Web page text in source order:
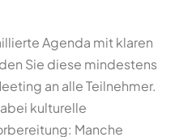
Agenda mit klaren
Sie diese mindestens
an alle Teilnehmer.
kulturelle
Manche